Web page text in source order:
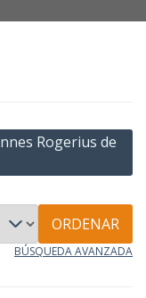
Rogerius de
ORDENAR
BÚSQUEDA AVANZADA